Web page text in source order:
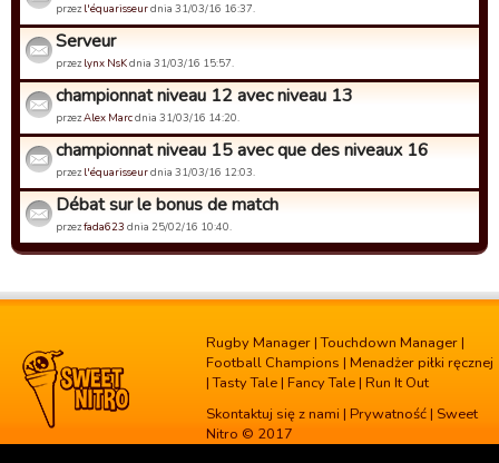
przez l'équarisseurdnia 31/03/16 16:37.
Serveur
przez lynx NsKdnia 31/03/16 15:57.
championnat niveau 12 avec niveau 13
przezAlex Marcdnia 31/03/16 14:20.
championnat niveau 15 avec que des niveaux 16
przez l'équarisseurdnia 31/03/16 12:03.
Débat sur le bonus de match
przezfada623 dnia 25/02/16 10:40.
Rugby Manager |Touchdown Manager |
Football Champions | Menadżer piłki ręcznej
|Tasty Tale | Fancy Tale | Run It Out
Skontaktuj się z nami | Prywatność | Sweet
Nitro © 2017